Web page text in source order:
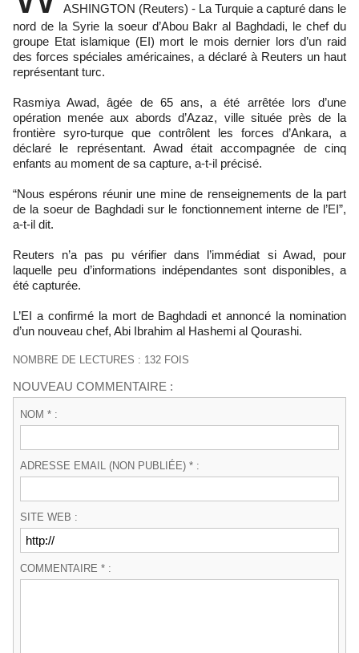
ASHINGTON (Reuters) - La Turquie a capturé dans le
nord de la Syrie la soeur d’Abou Bakr al Baghdadi, le chef du
groupe Etat islamique (EI) mort le mois dernier lors d’un raid
des forces spéciales américaines, a déclaré à Reuters un haut
représentant turc.
Rasmiya Awad, âgée de 65 ans, a été arrêtée lors d’une
opération menée aux abords d’Azaz, ville située près de la
frontière syro-turque que contrôlent les forces d’Ankara, a
déclaré le représentant. Awad était accompagnée de cinq
enfants au moment de sa capture, a-t-il précisé.
“Nous espérons réunir une mine de renseignements de la part
de la soeur de Baghdadi sur le fonctionnement interne de l’EI”,
a-t-il dit.
Reuters n’a pas pu vérifier dans l’immédiat si Awad, pour
laquelle peu d’informations indépendantes sont disponibles, a
été capturée.
L’EI a confirmé la mort de Baghdadi et annoncé la nomination
d’un nouveau chef, Abi Ibrahim al Hashemi al Qourashi.
NOMBRE DE LECTURES : 132 FOIS
NOUVEAU COMMENTAIRE :
NOM * :
ADRESSE EMAIL (NON PUBLIÉE) * :
SITE WEB :
COMMENTAIRE * :